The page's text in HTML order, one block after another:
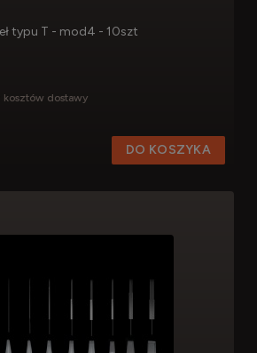
typu T - mod4 - 10szt
kosztów dostawy
DO KOSZYKA